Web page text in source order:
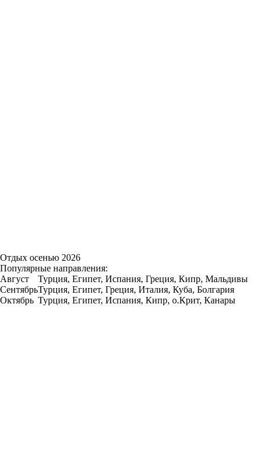
Отдых осенью 2026
Популярные направления:
Август
Турция, Египет, Испания, Греция, Кипр, Мальдивы
СентябрьТурция, Египет, Греция, Италия, Куба, Болгария
Октябрь Турция, Египет, Испания, Кипр, о.Крит, Канары